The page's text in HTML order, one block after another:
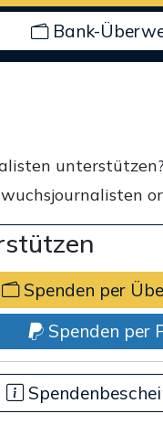
Bank-
Spenden per
Spenden per